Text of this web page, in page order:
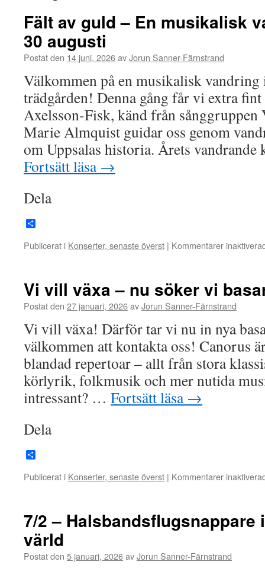
Fält av guld – En musikalisk
30 augusti
Postat den 14 juni, 2026avJorun Sanner-Färnstrand
Välkommen på en musikalisk vandring
trädgården! Denna gång får vi extra
Axelsson-Fisk, känd från sånggruppen
Marie Almquist guidar oss genom
om Uppsalas historia. Årets
Fortsätt läsa →
Dela
Publicerat i Konserter, senaste överst | Kommentarer
Vi vill växa – nu söker vi
Postat den 27 januari, 2026avJorun Sanner-Färnstrand
Vi vill växa! Därför tar vi nu in nya
välkommen att kontakta oss! Canorus
blandad repertoar – allt från stora
körlyrik, folkmusik och mer nutida
intressant? … Fortsätt läsa →
Dela
Publicerat i Konserter, senaste överst | Kommentarer
7/2 – Halsbandsflugsnappare
värld
Postat den 5 januari, 2026avJorun Sanner-Färnstrand